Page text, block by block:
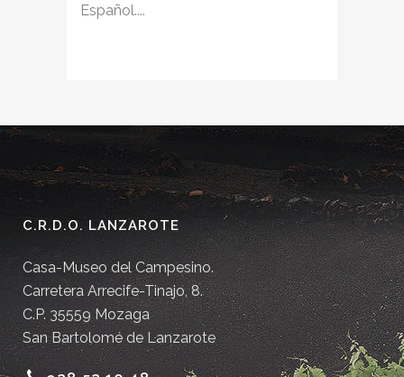
Español....
C.R.D.O. LANZAROTE
Casa-Museo del Campesino.
Carretera Arrecife-Tinajo, 8.
C.P. 35559 Mozaga
San Bartolomé de Lanzarote